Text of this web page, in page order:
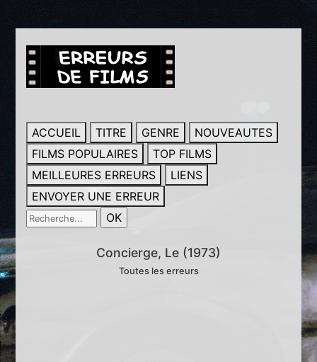
ACCUEIL TITRE GENRE
NOUVEAUTES
FILMS POPULAIRES
TOP FILMS
MEILLEURES ERREURS
LIENS
ENVOYER UNE ERREUR
Concierge, Le (1973)
Toutes les erreurs